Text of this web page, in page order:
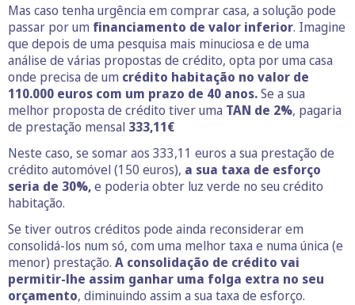
Mas caso tenha urgência em comprar casa, a solução pode
passar por um financiamento de valor inferior. Imagine
que depois de uma pesquisa mais minuciosa e de uma
análise de várias propostas de crédito, opta por uma casa
onde precisa de um crédito habitação no valor de
110.000 euros com um prazo de 40 anos.Se a sua
melhor proposta de crédito tiver uma TAN de 2%, pagaria
de prestação mensal 333,11€
Neste caso, se somar aos 333,11 euros a sua prestação de
crédito automóvel (150 euros), a sua taxa de esforço
seria de 30%,e poderia obter luz verde no seu crédito
habitação.
Se tiver outros créditos pode ainda reconsiderar em
consolidá-los num só, com uma melhor taxa e numa única (e
menor) prestação. A consolidação de crédito vai
permitir-lhe assim ganhar uma folga extra no seu
orçamento, diminuindo assim a sua taxa de esforço.